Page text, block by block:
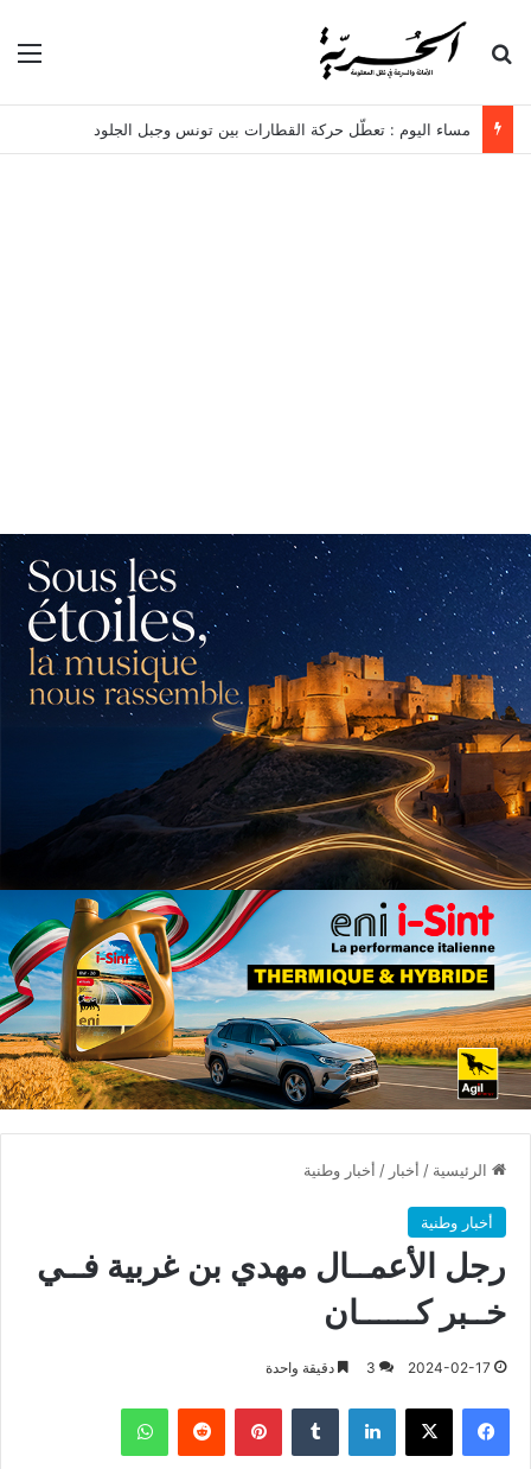
بحث عن
مساء اليوم : تعطّل حركة القطارات بين تونس وجبل الجلود
الرئيسية / أخبار / أخبار وطنية
أخبار وطنية
رجل الأعمــال مهدي بن غربية فــي
خــبر كــــــان
2024-02-17
3 دقيقة واحدة
فيسبوك X لينكدإن بينتيريست واتساب